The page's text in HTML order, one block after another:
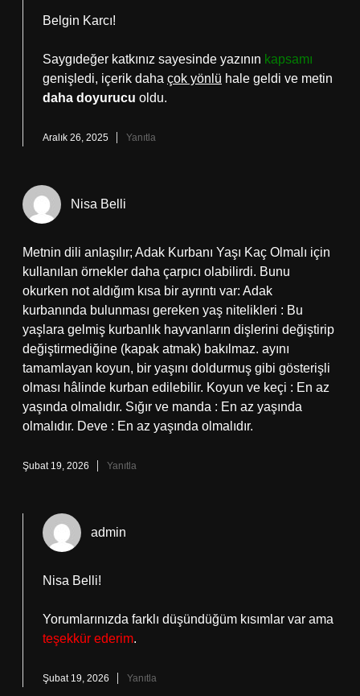
Belgin Karcı!
Saygıdeğer katkınız sayesinde yazının kapsamı
genişledi, içerik daha çok yönlü hale geldi ve metin
daha doyurucu oldu.
Aralık 26, 2025 Yanıtla
Nisa Belli
Metnin dili anlaşılır; Adak Kurbanı Yaşı Kaç Olmalı için
kullanılan örnekler daha çarpıcı olabilirdi. Bunu
okurken not aldığım kısa bir ayrıntı var: Adak
kurbanında bulunması gereken yaş nitelikleri : Bu
yaşlara gelmiş kurbanlık hayvanların dişlerini değiştirip
değiştirmediğine (kapak atmak) bakılmaz. ayını
tamamlayan koyun, bir yaşını doldurmuş gibi gösterişli
olması hâlinde kurban edilebilir. Koyun ve keçi : En az
yaşında olmalıdır. Sığır ve manda : En az yaşında
olmalıdır. Deve : En az yaşında olmalıdır.
Şubat 19, 2026 Yanıtla
admin
Nisa Belli!
Yorumlarınızda farklı düşündüğüm kısımlar var ama
teşekkür ederim.
Şubat 19, 2026 Yanıtla